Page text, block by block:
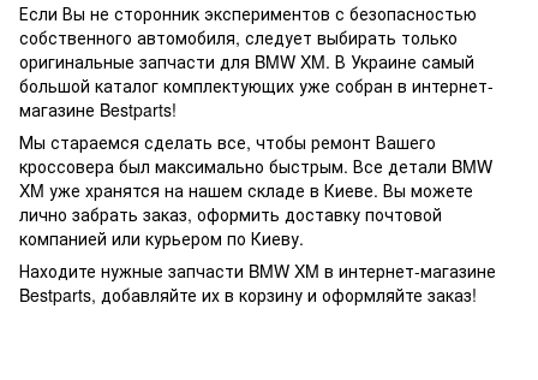
Если Вы не сторонник экспериментов с безопасностью
собственного автомобиля, следует выбирать только
оригинальные запчасти для BMW XM. В Украине самый
большой каталог комплектующих уже собран в интернет-
магазине Bestparts!
Мы стараемся сделать все, чтобы ремонт Вашего
кроссовера был максимально быстрым. Все детали BMW
XM уже хранятся на нашем складе в Киеве. Вы можете
лично забрать заказ, оформить доставку почтовой
компанией или курьером по Киеву.
Находите нужные запчасти BMW XM в интернет-магазине
Bestparts, добавляйте их в корзину и оформляйте заказ!